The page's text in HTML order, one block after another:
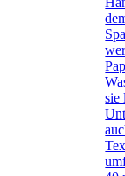
sie